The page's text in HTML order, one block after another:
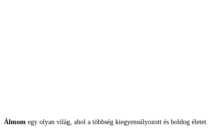
Álmom egy olyan világ, ahol a többség kiegyensúlyozott és boldog életet